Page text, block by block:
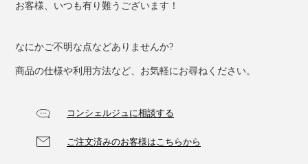
お客様、いつも有り難うございます！
なにかご不明な点などありませんか?
商品の仕様や利用方法など、お気軽にお尋ねください。
コンシェルジュに相談する
ご注文済みのお客様はこちらから